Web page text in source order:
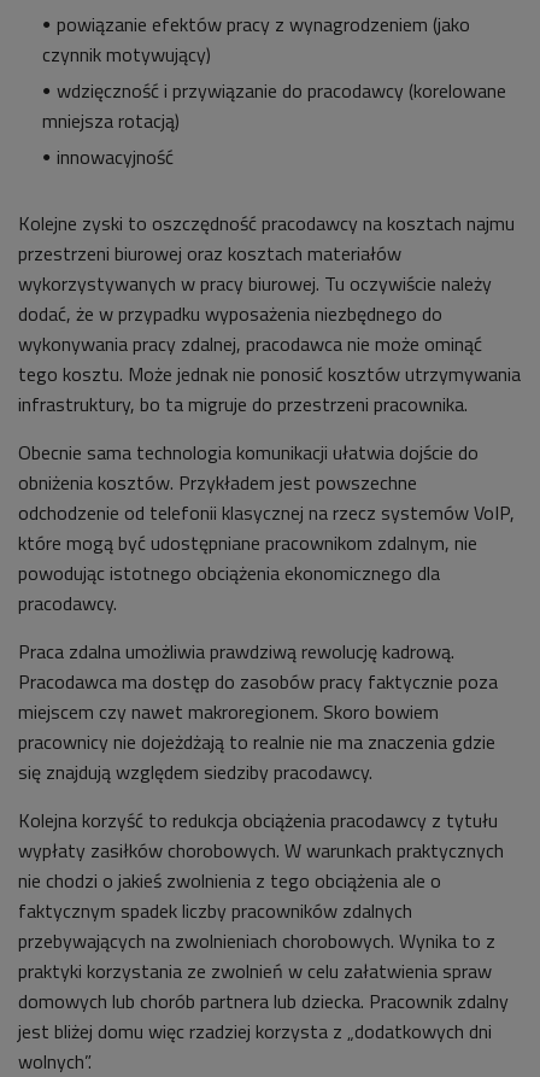
powiązanie efektów pracy z wynagrodzeniem (jako
czynnik motywujący)
wdzięczność i przywiązanie do pracodawcy (korelowane
mniejsza rotacją)
innowacyjność
Kolejne zyski to oszczędność pracodawcy na kosztach najmu
przestrzeni biurowej oraz kosztach materiałów
wykorzystywanych w pracy biurowej. Tu oczywiście należy
dodać, że w przypadku wyposażenia niezbędnego do
wykonywania pracy zdalnej, pracodawca nie może ominąć
tego kosztu. Może jednak nie ponosić kosztów utrzymywania
infrastruktury, bo ta migruje do przestrzeni pracownika.
Obecnie sama technologia komunikacji ułatwia dojście do
obniżenia kosztów. Przykładem jest powszechne
odchodzenie od telefonii klasycznej na rzecz systemów VoIP,
które mogą być udostępniane pracownikom zdalnym, nie
powodując istotnego obciążenia ekonomicznego dla
pracodawcy.
Praca zdalna umożliwia prawdziwą rewolucję kadrową.
Pracodawca ma dostęp do zasobów pracy faktycznie poza
miejscem czy nawet makroregionem. Skoro bowiem
pracownicy nie dojeżdżają to realnie nie ma znaczenia gdzie
się znajdują względem siedziby pracodawcy.
Kolejna korzyść to redukcja obciążenia pracodawcy z tytułu
wypłaty zasiłków chorobowych. W warunkach praktycznych
nie chodzi o jakieś zwolnienia z tego obciążenia ale o
faktycznym spadek liczby pracowników zdalnych
przebywających na zwolnieniach chorobowych. Wynika to z
praktyki korzystania ze zwolnień w celu załatwienia spraw
domowych lub chorób partnera lub dziecka. Pracownik zdalny
jest bliżej domu więc rzadziej korzysta z „dodatkowych dni
wolnych”.